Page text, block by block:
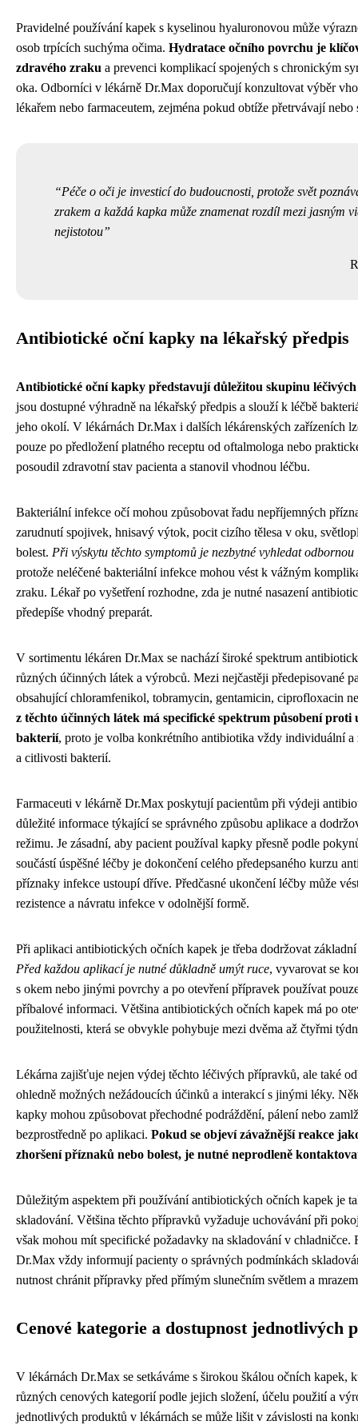
Pravidelné používání kapek s kyselinou hyaluronovou může
osob trpících suchýma očima. Hydratace očního povrchu je
zdravého zraku a prevenci komplikací spojených s chronickým
oka. Odborníci v lékárně Dr.Max doporučují konzultovat výběr
lékařem nebo farmaceutem, zejména pokud obtíže přetrvávají nebo
Péče o oči je investicí do budoucnosti, protože svět
zrakem a každá kapka může znamenat rozdíl mezi jasným
nejistotou
Antibiotické oční kapky na lékařský předpis
Antibiotické oční kapky představují důležitou skupinu
jsou dostupné výhradně na lékařský předpis a slouží k léčbě
jeho okolí. V lékárnách Dr.Max i dalších lékárenských zařízeních
pouze po předložení platného receptu od oftalmologa nebo
posoudil zdravotní stav pacienta a stanovil vhodnou léčbu.
Bakteriální infekce očí mohou způsobovat řadu nepříjemných
zarudnutí spojivek, hnisavý výtok, pocit cizího tělesa v oku,
bolest. Při výskytu těchto symptomů je nezbytné vyhledat
protože neléčené bakteriální infekce mohou vést k vážným
zraku. Lékař po vyšetření rozhodne, zda je nutné nasazení
předepíše vhodný preparát.
V sortimentu lékáren Dr.Max se nachází široké spektrum
různých účinných látek a výrobců. Mezi nejčastěji předepisované
obsahující chloramfenikol, tobramycin, gentamicin, ciprofloxacin
z těchto účinných látek má specifické spektrum působení
bakterií, proto je volba konkrétního antibiotika vždy individuální a
a citlivosti bakterií.
Farmaceuti v lékárně Dr.Max poskytují pacientům při výdeji
důležité informace týkající se správného způsobu aplikace a
režimu. Je zásadní, aby pacient používal kapky přesně podle
součástí úspěšné léčby je dokončení celého předepsaného kurzu
příznaky infekce ustoupí dříve. Předčasné ukončení léčby může
rezistence a návratu infekce v odolnější formě.
Při aplikaci antibiotických očních kapek je třeba dodržovat
Před každou aplikací je nutné důkladně umýt ruce, vyvarovat se
s okem nebo jinými povrchy a po otevření přípravek používat
příbalové informaci. Většina antibiotických očních kapek má po
použitelnosti, která se obvykle pohybuje mezi dvěma až čtyřmi
Lékárna zajišťuje nejen výdej těchto léčivých přípravků, ale také
ohledně možných nežádoucích účinků a interakcí s jinými léky.
kapky mohou způsobovat přechodné podráždění, pálení nebo
bezprostředně po aplikaci. Pokud se objeví závažnější reakce
zhoršení příznaků nebo bolest, je nutné neprodleně
Důležitým aspektem při používání antibiotických očních kapek je
skladování. Většina těchto přípravků vyžaduje uchovávání při
však mohou mít specifické požadavky na skladování v chladničce.
Dr.Max vždy informují pacienty o správných podmínkách
nutnost chránit přípravky před přímým slunečním světlem a
Cenové kategorie a dostupnost jednotlivých
V lékárnách Dr.Max se setkáváme s širokou škálou očních kapek,
různých cenových kategorií podle jejich složení, účelu použití a
jednotlivých produktů v lékárnách se může lišit v závislosti na